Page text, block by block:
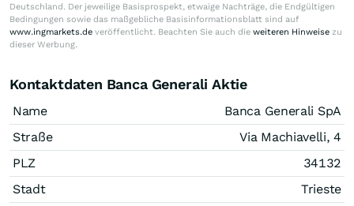
Deutschland. Der jeweilige Basisprospekt, etwaige Nachträge, die Endgültigen
Bedingungen sowie das maßgebliche Basisinformationsblatt sind auf
www.ingmarkets.de veröffentlicht. Beachten Sie auch die weiteren Hinweise zu
dieser Werbung.
Kontaktdaten Banca Generali Aktie
Name
Banca Generali SpA
Straße
Via Machiavelli, 4
PLZ
34132
Stadt
Trieste